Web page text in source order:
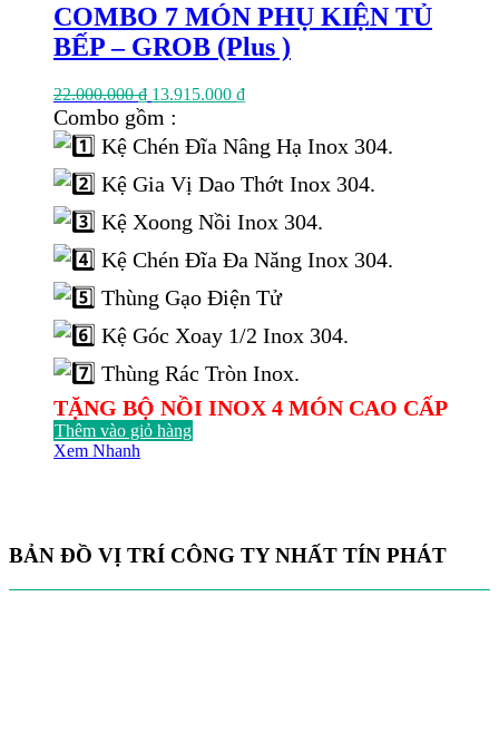
COMBO 7 MÓN PHỤ KIỆN TỦ
BẾP – GROB (Plus )
22.000.000₫ Giá
gốc
22.000.000 ₫.
13.915.000 ₫Giá
là:
13.915.000 ₫.
Combo gồm :
Kệ Chén Đĩa Nâng Hạ Inox 304.
Kệ Gia Vị Dao Thớt Inox 304.
Kệ Xoong Nồi Inox 304.
Kệ Chén Đĩa Đa Năng Inox 304.
Thùng Gạo Điện Tử
Kệ Góc Xoay 1/2 Inox 304.
Thùng Rác Tròn Inox.
TẶNG BỘ NỒI INOX 4 MÓN CAO CẤP
Thêm vào giỏ hàng
Xem Nhanh
BẢN ĐỒ VỊ TRÍ CÔNG TY NHẤT TÍN PHÁT